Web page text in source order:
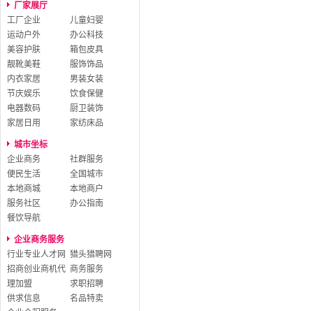
厂家展厅
工厂企业
儿童妇婴
运动户外
办公科技
美容护肤
箱包皮具
靓靴美鞋
服饰饰品
内衣家居
男装女装
节庆娱乐
饮食保健
电器数码
厨卫装饰
家居日用
家纺床品
城市坐标
企业商务
社群服务
便民生活
全国城市
本地商城
本地商户
服务社区
办公指南
餐饮导航
企业商务服务
行业专业人才网 猎头猎聘网
招商创业商机代
理加盟
商务服务
求职招聘
供求信息
名品特卖